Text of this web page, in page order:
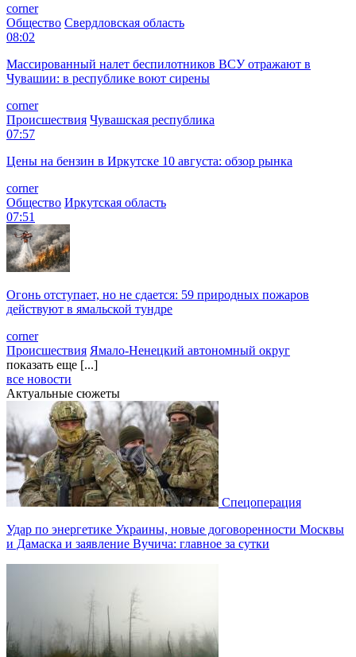
corner
Общество Свердловская область
08:02
Массированный налет беспилотников ВСУ отражают в
Чувашии: в республике воют сирены
corner
Происшествия Чувашская республика
07:57
Цены на бензин в Иркутске 10 августа: обзор рынка
corner
Общество Иркутская область
07:51
Огонь отступает, но не сдается: 59 природных пожаров
действуют в ямальской тундре
corner
Происшествия Ямало-Ненецкий автономный округ
показать еще [...]
все новости
Актуальные сюжеты
Спецоперация
Удар по энергетике Украины, новые договоренности Москвы
и Дамаска и заявление Вучича: главное за сутки